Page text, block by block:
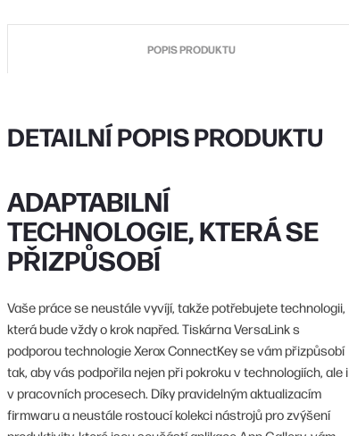
POPIS PRODUKTU
DETAILNÍ POPIS PRODUKTU
ADAPTABILNÍ
TECHNOLOGIE, KTERÁ SE
PŘIZPŮSOBÍ
Vaše práce se neustále vyvíjí, takže potřebujete technologii,
která bude vždy o krok napřed. Tiskárna VersaLink s
podporou technologie Xerox ConnectKey se vám přizpůsobí
tak, aby vás podpořila nejen při pokroku v technologiích, ale i
v pracovních procesech. Díky pravidelným aktualizacím
firmwaru a neustále rostoucí kolekci nástrojů pro zvýšení